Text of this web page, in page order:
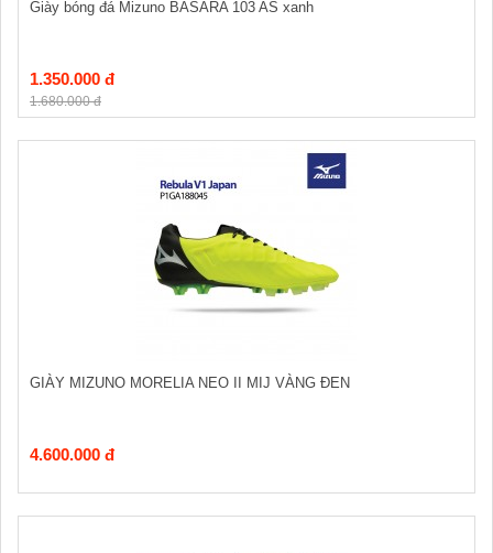
Giày bóng đá Mizuno BASARA 103 AS xanh
1.350.000 đ
1.680.000 đ
GIÀY MIZUNO MORELIA NEO II MIJ VÀNG ĐEN
4.600.000 đ